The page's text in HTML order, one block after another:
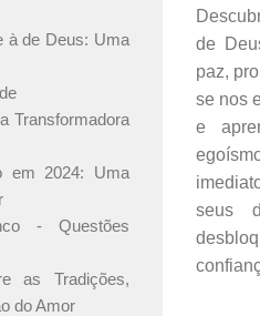
de
paz,
se nos
e
seus
à de Deus: Uma
Transformadora
em 2024: Uma
- Questões
as Tradições,
do Amor